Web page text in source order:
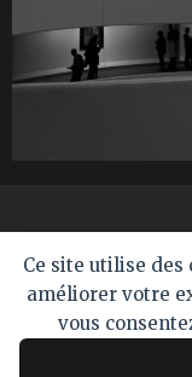
Ce site utilise
améliorer votre
vous